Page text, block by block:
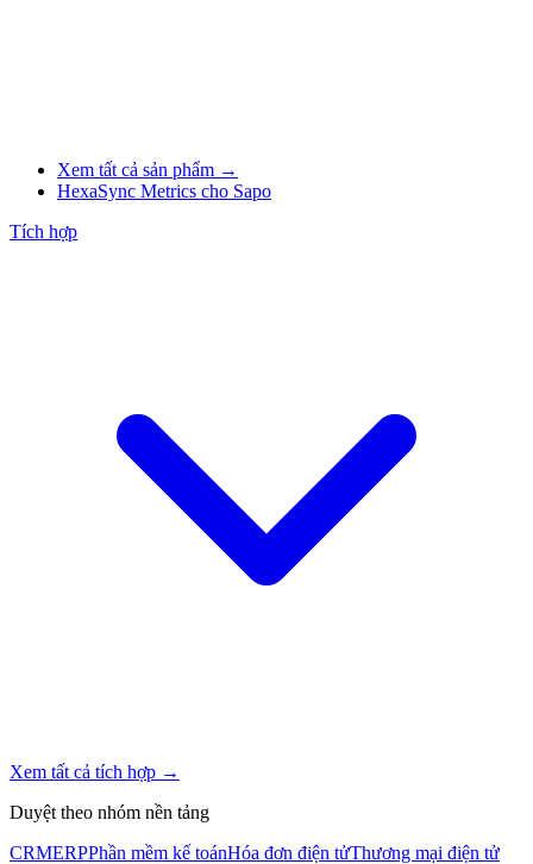
Xem tất cả sản phẩm →
HexaSync Metrics cho Sapo
Tích hợp
Xem tất cả tích hợp →
Duyệt theo nhóm nền tảng
CRMERPPhần mềm kế toánHóa đơn điện tửThương mại điện tử